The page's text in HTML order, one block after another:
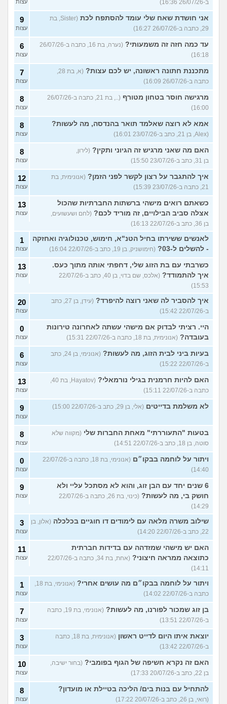
ב-26/07/26 16:36) עצות
אני חושדת שאח שלי עומד להסתפח לכת
(Sister, בת
29, כתבה ב-26/07/26 16:27)
9
עצות
עד כמה חזה זה משמעותי?
(נערה, בת 16, כתבה ב-26/07/26
16:18)
6
עצות
מתכננת חתונה ראשונה, יש לכם עצות?
(א, בת 28,
כתבה ב-26/07/26 16:09)
7
עצות
מרגישה חוסר בטחון מטורף
(.., בת 21, כתבה ב-26/07/26
16:00)
8
עצות
אמא לא רוצה שאלמד תואר בהנדסה, מה לעשות?
(Alex, בן 21, כתב ב-23/07/26 16:01)
8
עצות
האם מה שאני מרגיש זה הגיוני ותקין? (לירון,
בן 31, כתב ב-23/07/26 15:50)
8
עצות
איך להתגבר על רצון לקשר לפני הזמן? (אנונימית, בת
21, כתבה ב-23/07/26 15:39)
12
עצות
כשאתם רואים מישהי ברשתות החברתיות שהכול
אצלה סביב הבילויים, זה מוריד לכם? (לחם ושעשועים,
בן 36, כתב ב-22/07/26 16:13)
13
עצות
לאנשים ששירתו בחיל הטנ"א, חימוש, טכנולוגיה ואחזקה
- להשלים ל-03?
(חימושניק, בן 19, כתב ב-22/07/26 16:04)
1
עצות
כשרבתי עם בת הזוג שלי, דחפתי אותה מתוך כעס.
איך להתמודד?
(אלכס, שם בדוי, בן 40, כתב ב-22/07/26
15:53)
13
עצות
איך להסביר לה שאני רוצה להיפרד?
(עידן, בן 27, כתב
ב-22/07/26 15:42)
20
עצות
היי. רציתי לבדוק אם מישהי עשתה לאחרונה טירונות
בעובדה? (אנונימית, בת 18, כתבה ב-22/07/26 15:31)
0
עצות
בעיות ביני לבית הזוג, מה לעשות?
(אנונימי, בן 24, כתב
ב-22/07/26 15:22)
6
עצות
האם להיות חרמנית בגילי נורמאלי?
(Hayatov, בת 40,
כתבה ב-22/07/26 15:11)
13
עצות
לא משלמת בדייטים (אלי, בן 29, כתב ב-22/07/26 15:00) 9
עצות
בטעות "התעוררתי" מאחת החברות שלי (מקווה שלא
סוטה, בן 18, כתב ב-22/07/26 14:51)
8
עצות
ויתור על לוחמה בבקו״ם
(אנונימי, בת 18, כתבה ב-22/07/26
14:40)
0
עצות
6 שנים יחד עם הבן זוג, והוא לא מסתכל עליי ולא
חושק בי, מה לעשות?
(כינוי, בת 26, כתבה ב-22/07/26
14:29)
9
עצות
שילוב משרה מלאה עם לימודים דו חוגיים בכלכלה (אלון, בן
22, כתב ב-22/07/26 14:20)
3
עצות
האם יש מישהי שמזדהה עם בדידות חברתית
כתוצאה ממראה חיצוני?
(אחת, בת 34, כתבה ב-22/07/26
14:11)
11
עצות
ויתור על לוחמה בבקו״ם מה עושים אחרי?
(אנונימי, בת 18,
כתבה ב-22/07/26 14:02)
1
עצות
בן זוג שמכור לפורנו, מה לעשות?
(אנונימי, בת 19, כתבה
ב-22/07/26 13:51)
7
עצות
יוצאת איתו היום לדייט ראשון
(אנונימית, בת 18, כתבה
ב-22/07/26 13:42)
3
עצות
האם זה נקרא חשיפה של הגוף בפומבי? (בחור ישיבה,
בן 22, כתב ב-20/07/26 17:33)
10
עצות
להתחיל עם בנות בים/ הליכה בטיילת או מועדון?
(רואי, בן 26, כתב ב-20/07/26 17:22)
8
עצות